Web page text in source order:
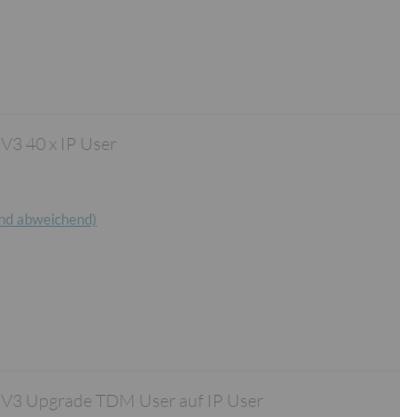
40 x IP User
abweichend)
Upgrade TDM User auf IP User